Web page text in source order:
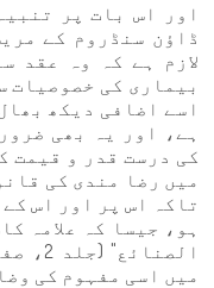
اور اس بات پر
ڈاؤن سنڈروم کے
لازم ہے کہ وہ عقد
بیماری کی خصوصیات
اسے اضافی دیکھ
ہے، اور یہ بھی
کی درست قدر و قیمت
میں رضا مندی کی
تاکہ اس پر اور اس
ہو، جیسا کہ علامہ
میں اسی مفہوم کی